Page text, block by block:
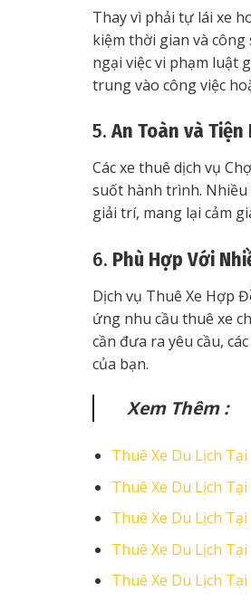
Thay vì phải tự lái xe
kiệm thời gian và
ngại việc vi phạm luật
trung vào công việc
5. An Toàn và Tiện
Các xe thuê dịch vụ
suốt hành trình. Nhiều
giải trí, mang lại cảm
6. Phù Hợp Với
Dịch vụ Thuê Xe Hợp
ứng nhu cầu thuê xe
cần đưa ra yêu cầu,
của bạn.
Xem Thêm :
Thuê Xe Du Lịch
Thuê Xe Du Lịch
Thuê Xe Du Lịch
Thuê Xe Du Lịch
Thuê Xe Du Lịch